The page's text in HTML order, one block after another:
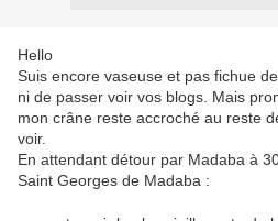
Hello
Suis encore vaseuse et pas fichue
ni de passer voir vos blogs. Mais
mon crâne reste accroché au reste
voir.
En attendant détour par Madaba à
Saint Georges de Madaba :